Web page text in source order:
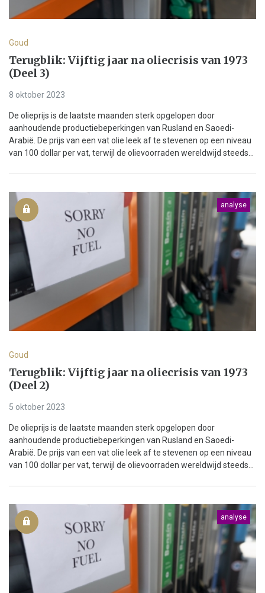
Goud
Terugblik: Vijftig jaar na oliecrisis van 1973
(Deel 3)
8 oktober 2023
De olieprijs is de laatste maanden sterk opgelopen door
aanhoudende productiebeperkingen van Rusland en Saoedi-
Arabië. De prijs van een vat olie leek af te stevenen op een niveau
van 100 dollar per vat, terwijl de olievoorraden wereldwijd steeds...
analyse
Goud
Terugblik: Vijftig jaar na oliecrisis van 1973
(Deel 2)
5 oktober 2023
De olieprijs is de laatste maanden sterk opgelopen door
aanhoudende productiebeperkingen van Rusland en Saoedi-
Arabië. De prijs van een vat olie leek af te stevenen op een niveau
van 100 dollar per vat, terwijl de olievoorraden wereldwijd steeds...
analyse